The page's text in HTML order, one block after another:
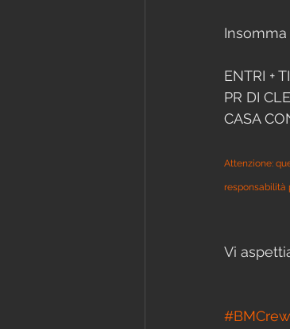
ENTRI +
PR DI
CASA
Attenzione:
responsabilità
Vi
#BMCrew